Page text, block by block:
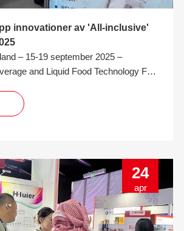
innovationer av 'All-inclusive'
– 15-19 september 2025 –
and Liquid Food Technology Fair
evenemang för dryckes- och flytande
Experter, tillverkare och
24
apr